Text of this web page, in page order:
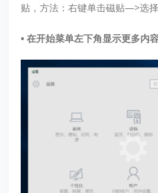
贴，方法：右键单击磁贴—>选择
• 在开始菜单左下角显示更多内